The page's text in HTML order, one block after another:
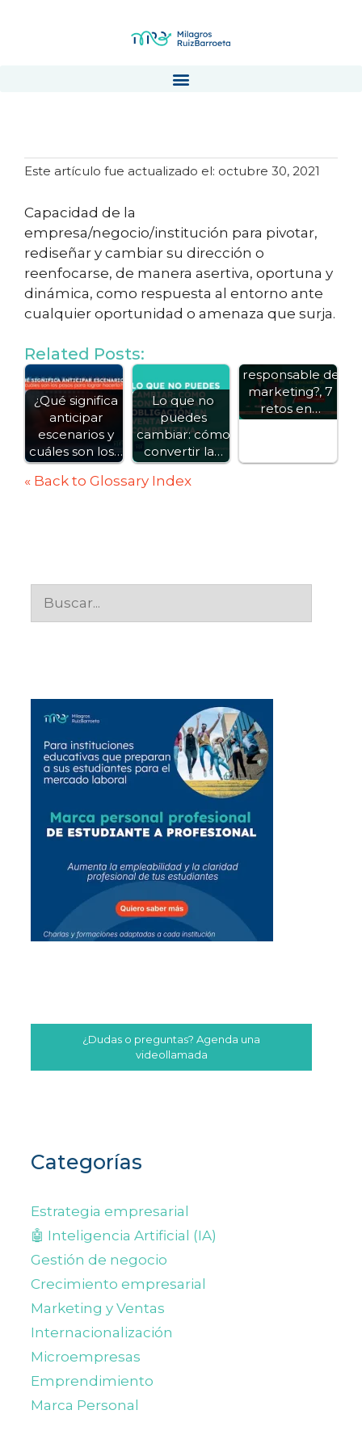
Este artículo fue actualizado el: octubre 30, 2021
Capacidad de la
empresa/negocio/institución para pivotar,
rediseñar y cambiar su dirección o
reenfocarse, de manera asertiva, oportuna y
dinámica, como respuesta al entorno ante
cualquier oportunidad o amenaza que surja.
Related Posts:
¿Qué significa
anticipar
escenarios y
cuáles son los…
Lo que no
puedes
cambiar: cómo
convertir la…
responsable de
marketing?, 7
retos en…
« Back to Glossary Index
¿Dudas o preguntas? Agenda una
videollamada
Categorías
Estrategia empresarial
🤖 Inteligencia Artificial (IA)
Gestión de negocio
Crecimiento empresarial
Marketing y Ventas
Internacionalización
Microempresas
Emprendimiento
Marca Personal